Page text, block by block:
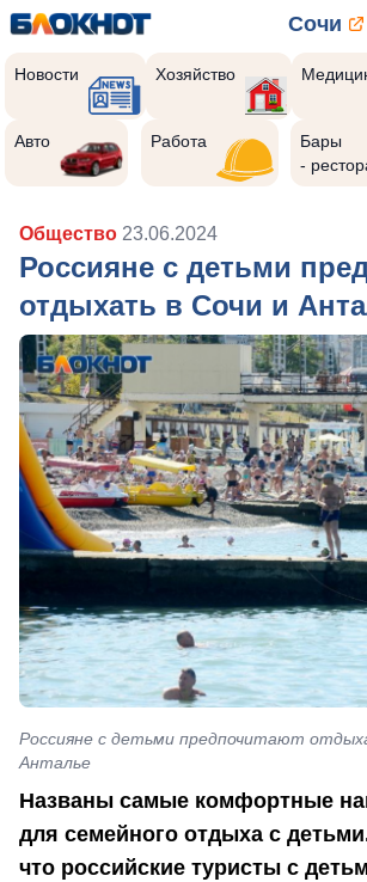
Сочи
Новости Хозяйство
Авто Работа
Бары
-
Общество 23.06.2024
Россияне с детьми
отдыхать в Сочи и
Россияне с детьми предпочитают
Анталье
Названы самые комфортные
для семейного отдыха с
что российские туристы с